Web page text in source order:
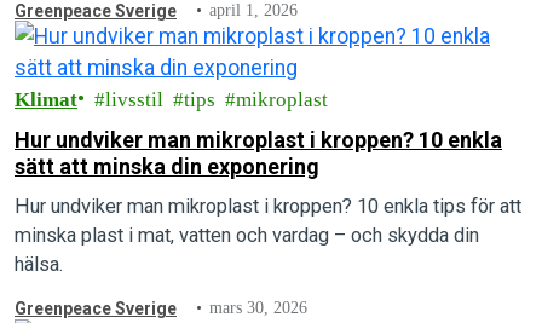
Greenpeace Sverige april 1, 2026
Klimat livsstil tips mikroplast
Hur undviker man mikroplast i kroppen? 10 enkla
sätt att minska din exponering
Hur undviker man mikroplast i kroppen? 10 enkla tips för att
minska plast i mat, vatten och vardag – och skydda din
hälsa.
Greenpeace Sverige mars 30, 2026